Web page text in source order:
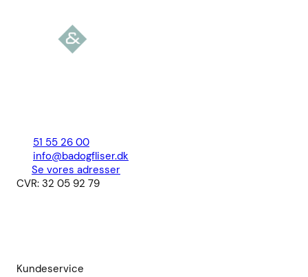
51 55 26 00
info@badogfliser.dk
Se vores adresser
CVR: 32 05 92 79
Kundeservice